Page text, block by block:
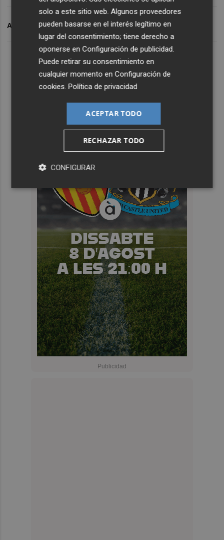
ARCHIVADO EN VALENCIA BASKET
solo a este sitio web. Algunos proveedores
pueden basarse en el interés legítimo en
lugar del consentimiento; tiene derecho a
oponerse enConfiguración de publicidad
Puede retirar su consentimiento en
cualquier momento enConfiguración de
cookies .Política de privacidad
ACEPTAR TODO
RECHAZAR TODO
CONFIGURAR